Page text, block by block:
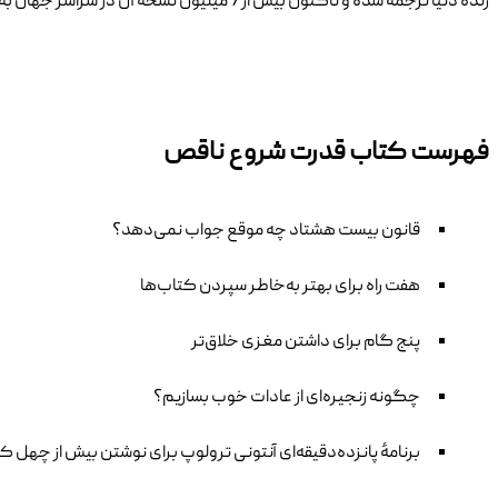
فهرست کتاب قدرت شروع ناقص
قانون بیست هشتاد چه موقع جواب نمی‌دهد؟
هفت راه برای بهتر به‌خاطر سپردن کتاب‌ها
پنج گام برای داشتن مغزی خلاق‌تر
چگونه زنجیره‌ای از عادات خوب بسازیم؟
برنامهٔ پانزده‌دقیقه‌ای آنتونی ترولوپ برای نوشتن بیش از چهل